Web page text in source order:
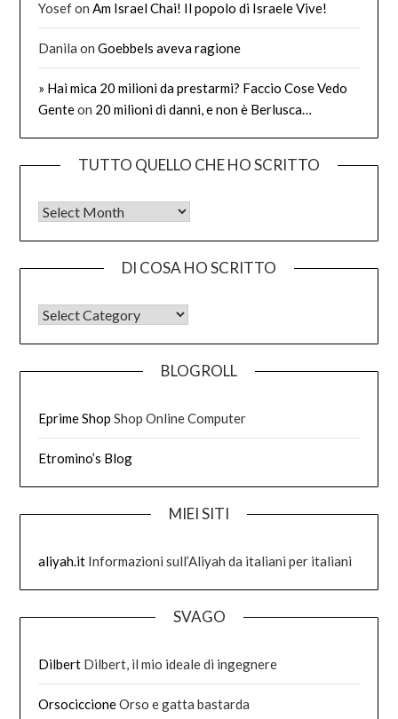
YosefonAm Israel Chai! Il popolo di Israele Vive!
Danila onGoebbels aveva ragione
» Hai mica 20 milioni da prestarmi? Faccio Cose Vedo
Genteon 20 milioni di danni, e non è Berlusca…
TUTTO QUELLO CHE HO SCRITTO
Tutto quello che ho scritto
DI COSA HO SCRITTO
DI COSA HO SCRITTO
BLOGROLL
Eprime Shop Shop Online Computer
Etromino’s Blog
MIEI SITI
aliyah.it Informazioni sull’Aliyah da italiani per italiani
SVAGO
Dilbert Dilbert, il mio ideale di ingegnere
OrsociccioneOrso e gatta bastarda